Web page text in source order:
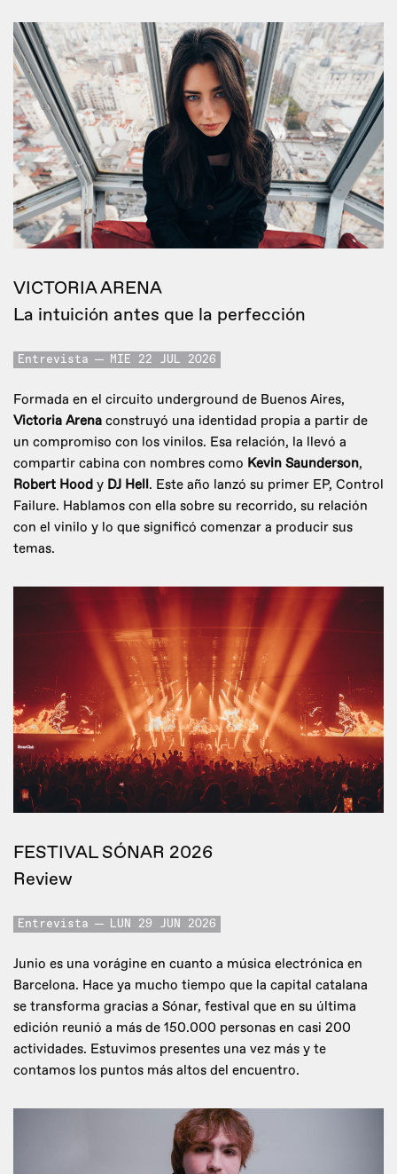
VICTORIA ARENA
La intuición antes que la perfección
Entrevista MIE 22 JUL 2026
Formada en el circuito underground de Buenos Aires,
Victoria Arena construyó una identidad propia a partir de
un compromiso con los vinilos. Esa relación, la llevó a
compartir cabina con nombres como Kevin Saunderson,
Robert Hood y DJ Hell. Este año lanzó su primer EP, Control
Failure. Hablamos con ella sobre su recorrido, su relación
con el vinilo y lo que significó comenzar a producir sus
temas.
FESTIVAL SÓNAR 2026
Review
Entrevista LUN 29 JUN 2026
Junio es una vorágine en cuanto a música electrónica en
Barcelona. Hace ya mucho tiempo que la capital catalana
se transforma gracias a Sónar, festival que en su última
edición reunió a más de 150.000 personas en casi 200
actividades. Estuvimos presentes una vez más y te
contamos los puntos más altos del encuentro.